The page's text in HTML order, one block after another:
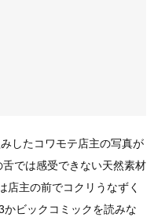
したコワモテ店主の写真が
舌では感受できない天然素材
店主の前でコクリうなずく
かビックコミックを読みな